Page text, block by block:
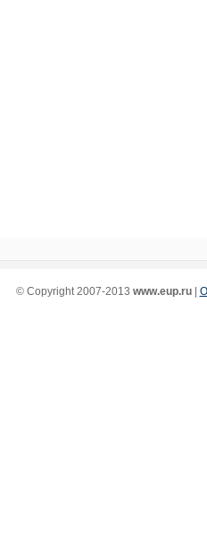
© Copyright 2007-2013 www.eup.ru|